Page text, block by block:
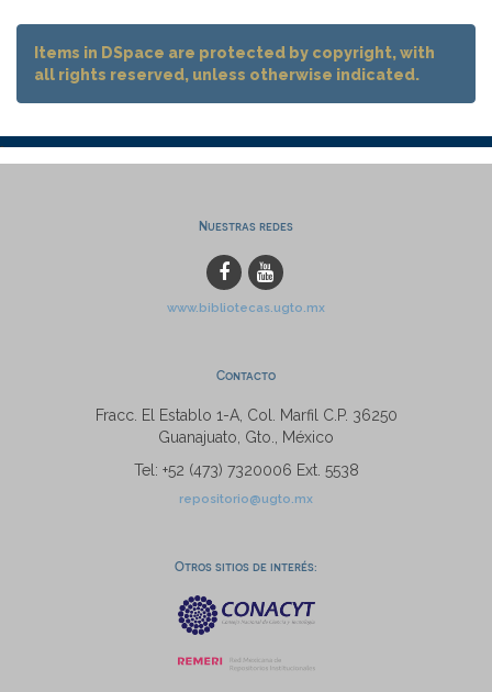
Items in DSpace are protected by copyright, with
all rights reserved, unless otherwise indicated.
Nuestras redes
www.bibliotecas.ugto.mx
Contacto
Fracc. El Establo 1-A, Col. Marfil C.P. 36250
Guanajuato, Gto., México
Tel: +52 (473) 7320006 Ext. 5538
repositorio@ugto.mx
Otros sitios de interés: